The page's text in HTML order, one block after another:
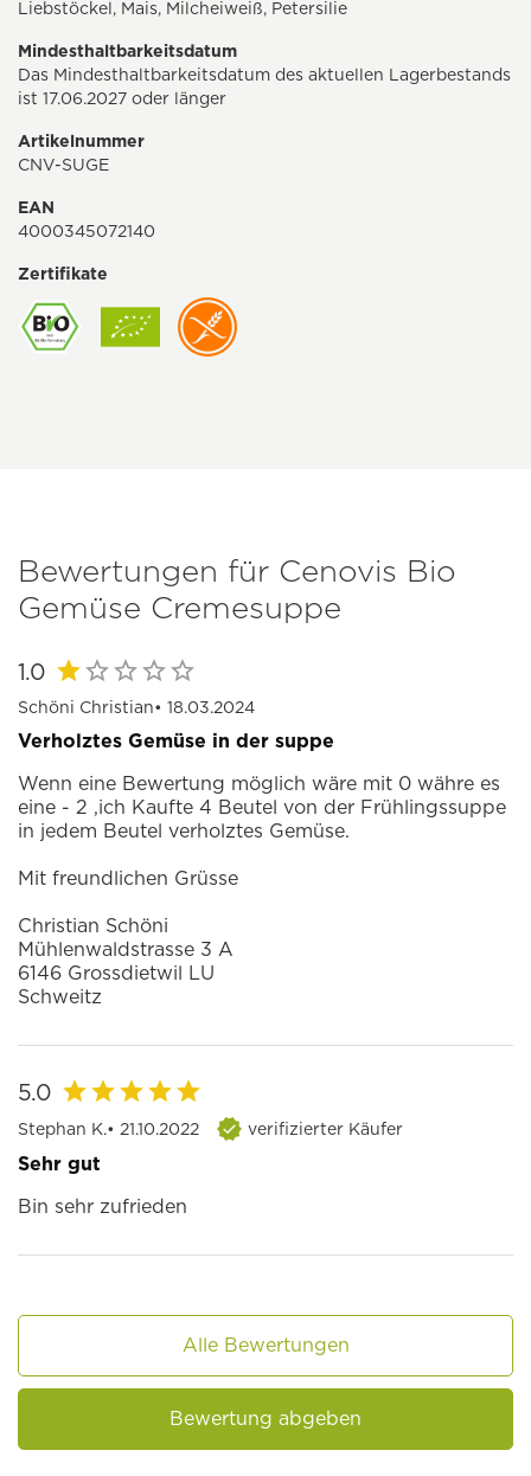
Liebstöckel, Mais, Milcheiweiß, Petersilie
Mindesthaltbarkeitsdatum
Das Mindesthaltbarkeitsdatum des aktuellen Lagerbestands
ist 17.06.2027 oder länger
Artikelnummer
CNV-SUGE
EAN
4000345072140
Zertifikate
Bewertungen für Cenovis Bio
Gemüse Cremesuppe
1.0
Schöni Christian• 18.03.2024
Verholztes Gemüse in der suppe
Wenn eine Bewertung möglich wäre mit 0 währe es
eine - 2 ,ich Kaufte 4 Beutel von der Frühlingssuppe
in jedem Beutel verholztes Gemüse.
Mit freundlichen Grüsse
Christian Schöni
Mühlenwaldstrasse 3 A
6146 Grossdietwil LU
Schweitz
5.0
Stephan K.• 21.10.2022 verifizierter Käufer
Sehr gut
Bin sehr zufrieden
Alle Bewertungen
Bewertung abgeben